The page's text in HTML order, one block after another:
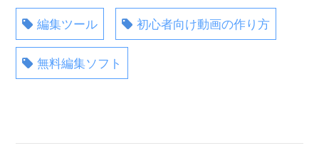
編集ツール 初心者向け動画の作り方
無料編集ソフト